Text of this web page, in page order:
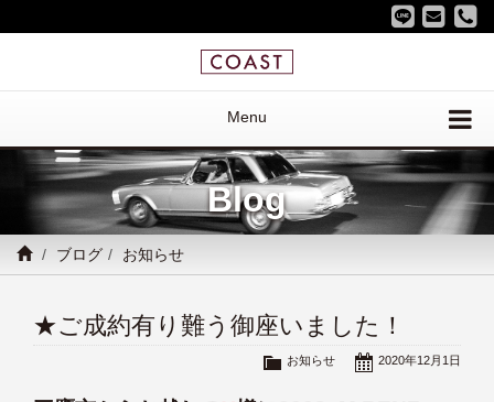
Menu
Blog
ブログ お知らせ
★ご成約有り難う御座いました！
2020年12月1日
お知らせ